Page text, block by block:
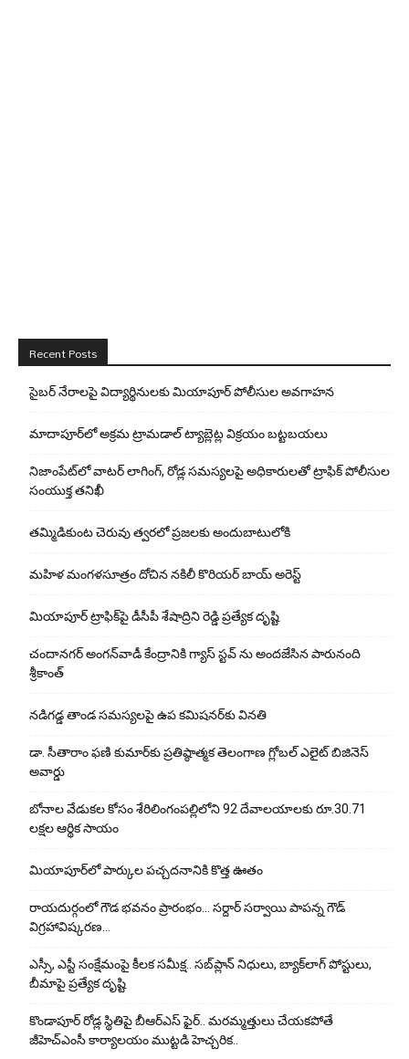
Recent Posts
సైబర్ నేరాలపై విద్యార్థినులకు మియాపూర్ పోలీసుల అవగాహన
మాదాపూర్‌లో అక్రమ ట్రామడాల్ ట్యాబ్లెట్ల విక్రయం బట్టబయలు
నిజాంపేట్‌లో వాటర్ లాగింగ్, రోడ్ల సమస్యలపై అధికారులతో ట్రాఫిక్ పోలీసుల
సంయుక్త తనిఖీ
తమ్మిడికుంట చెరువు త్వరలో ప్రజలకు అందుబాటులోకి
మహిళ మంగళసూత్రం దోచిన నకిలీ కొరియర్ బాయ్ అరెస్ట్
మియాపూర్ ట్రాఫిక్‌పై డీసీపీ శేషాద్రిని రెడ్డి ప్రత్యేక దృష్టి
చందానగర్ అంగన్‌వాడీ కేంద్రానికి గ్యాస్ స్టవ్ ను అందజేసిన పారునంది
శ్రీకాంత్
నడిగడ్డ తాండ సమస్యలపై ఉప కమిషనర్‌కు వినతి
డా. సీతారాం ఫణి కుమార్‌కు ప్రతిష్ఠాత్మక తెలంగాణ గ్లోబల్ ఎలైట్ బిజినెస్
అవార్డు
బోనాల వేడుకల కోసం శేరిలింగంపల్లిలోని 92 దేవాలయాలకు రూ.30.71
లక్షల ఆర్థిక సాయం
మియాపూర్‌లో పార్కుల పచ్చదనానికి కొత్త ఊతం
రాయదుర్గంలో గౌడ భవనం ప్రారంభం… సర్దార్ సర్వాయి పాపన్న గౌడ్
విగ్రహావిష్కరణ…
ఎస్సీ, ఎస్టీ సంక్షేమంపై కీలక సమీక్ష.. సబ్‌ప్లాన్ నిధులు, బ్యాక్‌లాగ్ పోస్టులు,
బీమాపై ప్రత్యేక దృష్టి
కొండాపూర్ రోడ్ల స్థితిపై బీఆర్ఎస్ ఫైర్.. మరమ్మత్తులు చేయ‌క‌పోతే
జీహెచ్‌ఎంసీ కార్యాలయం ముట్టడి హెచ్చరిక..